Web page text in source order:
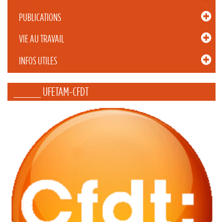
PUBLICATIONS
VIE AU TRAVAIL
INFOS UTILES
_____ UFETAM-CFDT